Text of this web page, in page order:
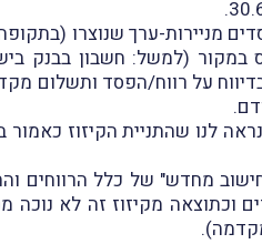
במקור (למשל: חשבון בבנק
על רווח/הפסד ותשלום
לנו שהתניית הקיזוז
מחדש" של כלל הרווחים
וכתוצאה מקיזוז זה לא